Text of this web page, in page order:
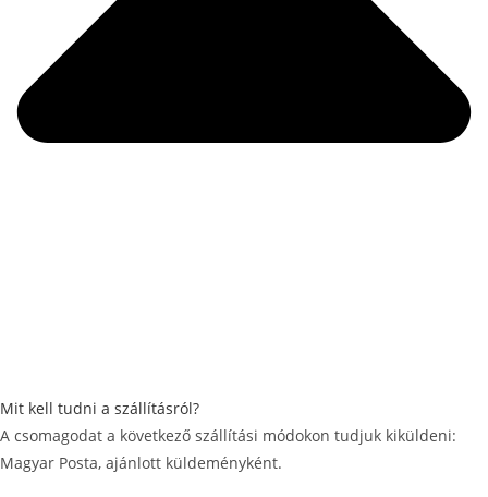
Mit kell tudni a szállításról?
A csomagodat a következő szállítási módokon tudjuk kiküldeni:
Magyar Posta, ajánlott küldeményként.